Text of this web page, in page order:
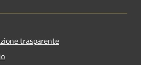
trasparente